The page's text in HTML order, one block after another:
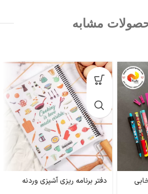
مشابه
دفتر برنامه ریزی آشپزی وردنه